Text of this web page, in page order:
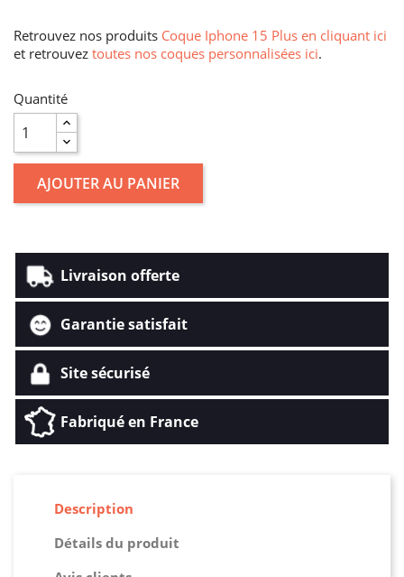
Retrouvez nos produits Coque Iphone 15 Plus en cliquant ici
et retrouvez toutes nos coques personnalisées ici.
Quantité
AJOUTER AU PANIER
Livraison offerte
Garantie satisfait
Site sécurisé
Fabriqué en France
Description
Détails du produit